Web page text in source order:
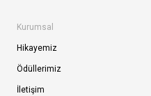
Kurumsal
Hikayemiz
Ödüllerimiz
İletişim